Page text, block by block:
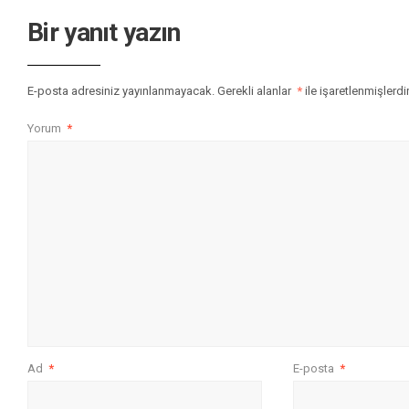
Bir yanıt yazın
E-posta adresiniz yayınlanmayacak. Gerekli alanlar * ile işaretlenmişlerdir
Yorum *
Ad * E-posta *